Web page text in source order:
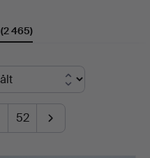
(2 465)
52